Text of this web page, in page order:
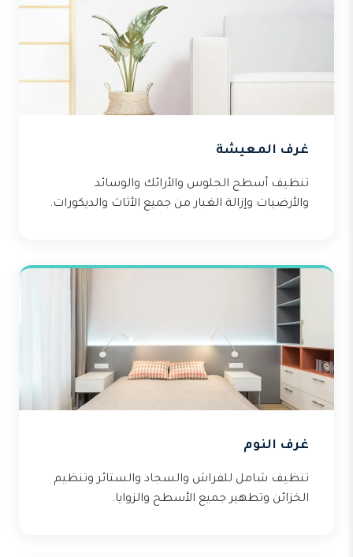
غرف المعيشة
تنظيف أسطح الجلوس والأرائك والوسائد
والأرضيات وإزالة الغبار من جميع الأثاث والديكورات.
غرف النوم
تنظيف شامل للفراش والسجاد والستائر وتنظيم
الخزائن وتطهير جميع الأسطح والزوايا.